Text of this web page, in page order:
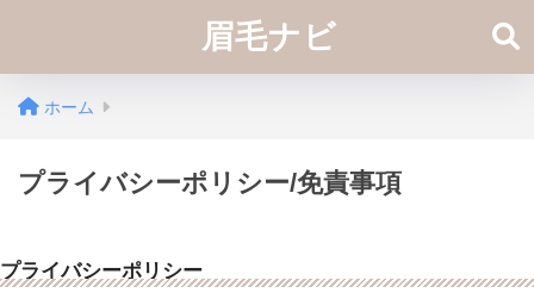
眉毛ナビ
ホーム
プライバシーポリシー/免責事項
プライバシーポリシー